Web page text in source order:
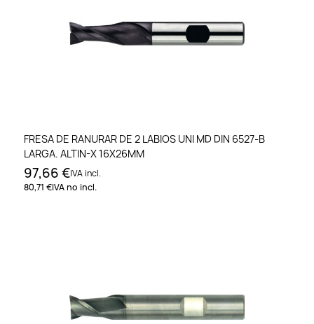
FRESA DE RANURAR DE 2 LABIOS UNI MD DIN 6527-B
LARGA. ALTIN-X 16X26MM
97,66 €IVA incl.
80,71 €IVA no incl.